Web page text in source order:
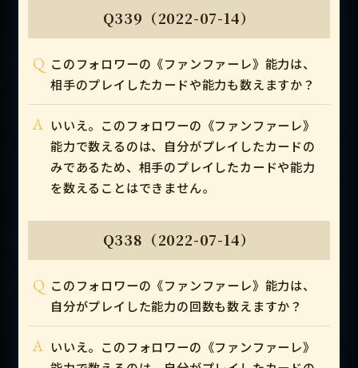
Q339（2022-07-14）
Q このフォロワーの《ファンファーレ》能力は、
相手のプレイしたカードや能力も数えますか？
A いいえ。このフォロワーの《ファンファーレ》
能力で数えるのは、自分がプレイしたカードの
みであるため、相手のプレイしたカードや能力
を数えることはできません。
Q338（2022-07-14）
Q このフォロワーの《ファンファーレ》能力は、
自分がプレイした能力の回数も数えますか？
A いいえ。このフォロワーの《ファンファーレ》